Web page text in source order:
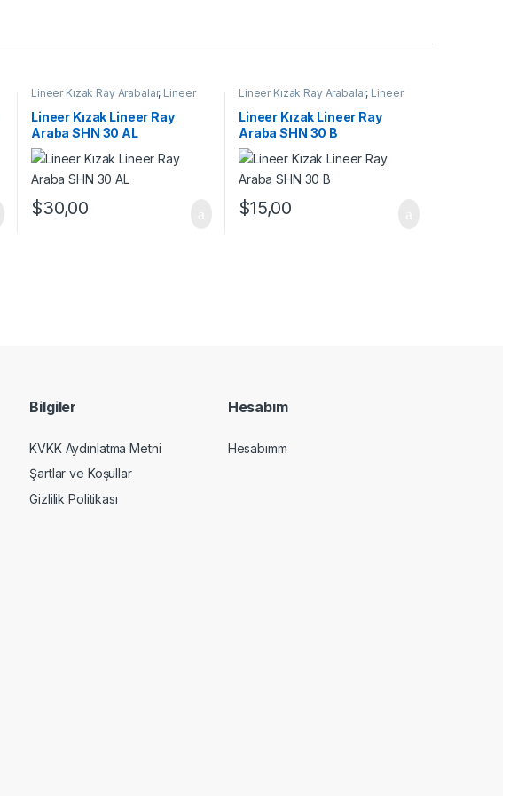
Lineer Kızak Ray Arabalar, Lineer
Ürünler
Lineer Kızak Lineer Ray
Araba SHN 30 AL
$30,00
Lineer Kızak Ray Arabalar, Lineer
Ürünler
Lineer Kızak Lineer Ray
Araba SHN 30 B
$15,00
Bilgiler
KVKK Aydınlatma Metni
Şartlar ve Koşullar
Gizlilik Politikası
Hesabım
Hesabımm